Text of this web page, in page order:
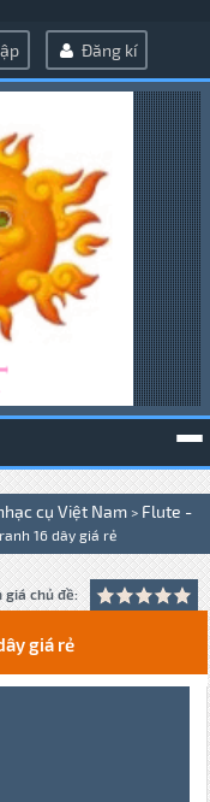
Đăng kí
cụ Việt Nam > Flute -
16 dây giá rẻ
giá chủ đề:
giá rẻ